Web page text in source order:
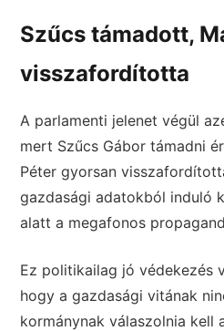
Szűcs támadott,
visszafordította
A parlamenti jelenet végül
mert Szűcs Gábor támadni
Péter gyorsan
gazdasági adatokból induló
alatt a megafonos
Ez politikailag jó védekezés
hogy a gazdasági vitának
kormánynak válaszolnia kell